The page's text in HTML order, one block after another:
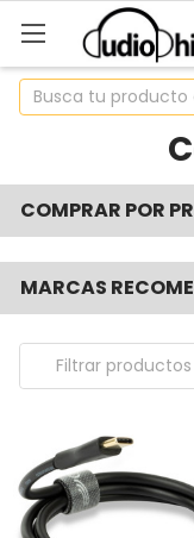
Buscar
COMPRAR POR
MARCAS